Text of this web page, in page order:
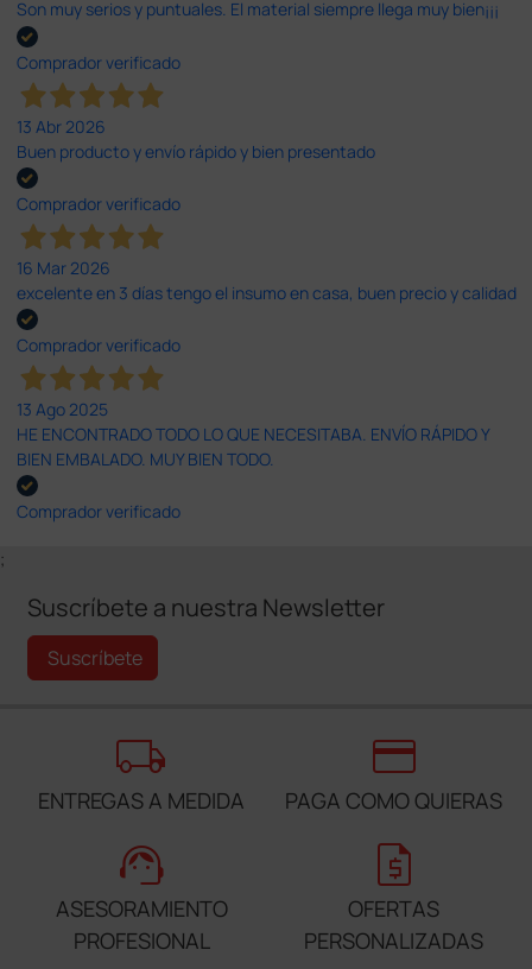
Son muy serios y puntuales. El material siempre llega muy bien¡¡¡
Comprador verificado
13 Abr 2026
Buen producto y envío rápido y bien presentado
Comprador verificado
16 Mar 2026
excelente en 3 días tengo el insumo en casa, buen precio y calidad
Comprador verificado
13 Ago 2025
HE ENCONTRADO TODO LO QUE NECESITABA. ENVÍO RÁPIDO Y
BIEN EMBALADO. MUY BIEN TODO.
Comprador verificado
;
Suscríbete a nuestra Newsletter
Suscríbete
local_shipping
ENTREGAS A MEDIDA
credit_card
PAGA COMO QUIERAS
support_agent
ASESORAMIENTO
PROFESIONAL
request_quote
OFERTAS
PERSONALIZADAS